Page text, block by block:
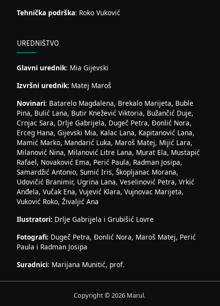
Tehnička podrška: Roko Vuković
UREDNIŠTVO
Glavni urednik: Mia Gijevski
Izvršni urednik: Matej Maroš
Novinari: Batarelo Magdalena, Brekalo Marijeta, Buble
Pina, Bulić Lana, Butir Knežević Viktoria, Bužančić Duje,
Crnjac Sara, Drlje Gabrijela, Dugeč Petra, Đonlić Nora,
Erceg Hana, Gijevski Mia, Kalac Lana, Kapitanović Lana,
Mamić Marko, Mandarić Luka, Maroš Matej, Mijić Lara,
Milanović Nina, Milanović Litre Lana, Murat Ela, Mustapić
Rafael, Novaković Ema, Perić Paula, Radman Josipa,
Samardžić Antonio, Sumić Iris, Škopljanac Morana,
Udovičić Branimir, Ugrina Lana, Veselinović Petra, Vrkić
Anđela, Vučak Ena, Vujević Klara, Vujnovac Marijeta,
Vuković Roko, Živaljić Ana
Ilustratori: Drlje Gabrijela i Grubišić Lovre
Fotografi: Dugeč Petra, Đonlić Nora, Maroš Matej, Perić
Paula i Radman Josipa
Suradnici: Marijana Munitić, prof.
Copyright © 2026 Marul.